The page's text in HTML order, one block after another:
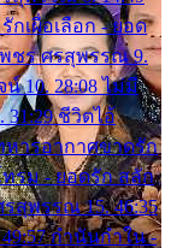
กเผื่อเลือก - ยอด
พชร ศรสุพรรณ 9.
10. 28:08 ไม่มี
31:29 ชีวิตไอ้
หารอากาศขาดรัก
ทรม - ยอดรัก สลัก
รสุพรรณ 15. 46:35
กำนันกำใน -